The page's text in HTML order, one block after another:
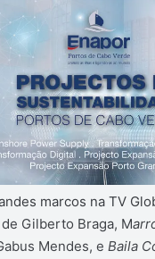
marcos na TV
de Gilberto Braga, M
Mendes, e Baila